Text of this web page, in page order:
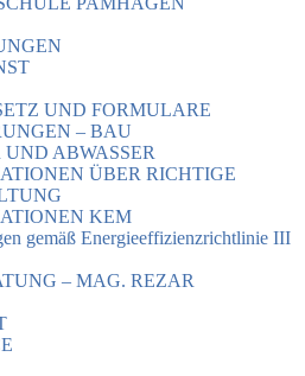
UND FORMULARE
– BAU
UND ABWASSER
ÜBER RICHTIGE
KEM
gemäß Energieeffizienzrichtlinie III
– MAG. REZAR